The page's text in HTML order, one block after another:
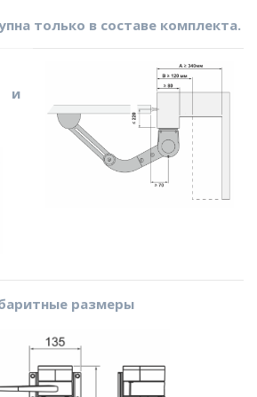
только в составе комплекта.
и
размеры